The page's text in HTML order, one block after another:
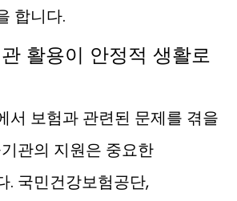
합니다.
활용이 안정적 생활로
서 보험과 관련된 문제를 겪을
관의 지원은 중요한
. 국민건강보험공단,